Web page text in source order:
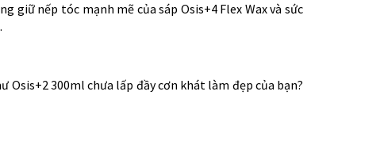
giữ nếp tóc mạnh mẽ của sáp Osis+4 Flex Wax và sức
300ml chưa lấp đầy cơn khát làm đẹp của bạn?